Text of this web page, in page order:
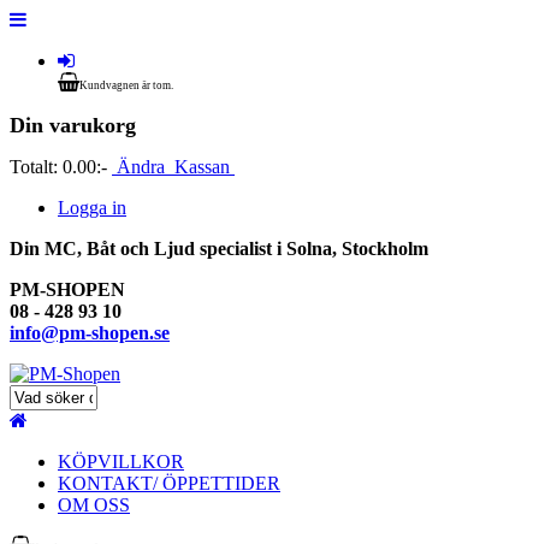
Kundvagnen är tom.
Din varukorg
Totalt: 0.00:- Ändra Kassan
Logga in
Din MC, Båt och Ljud specialist i Solna, Stockholm
PM-SHOPEN
08 - 428 93 10
info@pm-shopen.se
KÖPVILLKOR
KONTAKT/ ÖPPETTIDER
OM OSS